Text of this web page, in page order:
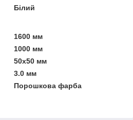
Білий
1600 мм
1000 мм
50х50 мм
3.0 мм
Порошкова фарба